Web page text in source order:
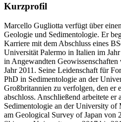
Kurzprofil
Marcello Gugliotta verfügt über
Geologie und Sedimentologie. Er
Karriere mit dem Abschluss eines
Universität Palermo in Italien im
in Angewandten
Jahr 2011. Seine Leidenschaft für
PhD in Sedimentologie an der
Großbritannien zu verfolgen, den er
abschloss. Anschließend arbeitete er
Sedimentologie an der University of
am Geological Survey of Japan von